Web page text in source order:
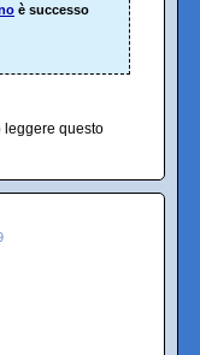
è successo
leggere questo